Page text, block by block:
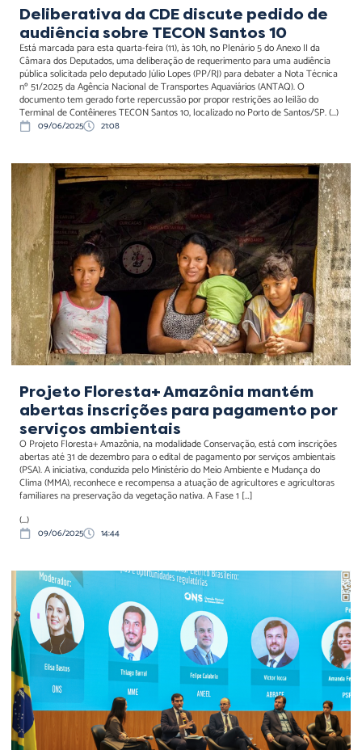
Deliberativa da CDE discute pedido de
audiência sobre TECON Santos 10
Está marcada para esta quarta-feira (11), às 10h, no Plenário 5 do Anexo II da
Câmara dos Deputados, uma deliberação de requerimento para uma audiência
pública solicitada pelo deputado Júlio Lopes (PP/RJ) para debater a Nota Técnica
nº 51/2025 da Agência Nacional de Transportes Aquaviários (ANTAQ). O
documento tem gerado forte repercussão por propor restrições ao leilão do
Terminal de Contêineres TECON Santos 10, localizado no Porto de Santos/SP. (...)
09/06/2025 21:08
Projeto Floresta+
Amazônia mantém abertas
inscrições para pagamento
por serviços ambientais
Projeto Floresta+ Amazônia mantém
abertas inscrições para pagamento por
serviços ambientais
O Projeto Floresta+ Amazônia, na modalidade Conservação, está com inscrições
abertas até 31 de dezembro para o edital de pagamento por serviços ambientais
(PSA). A iniciativa, conduzida pelo Ministério do Meio Ambiente e Mudança do
Clima (MMA), reconhece e recompensa a atuação de agricultores e agricultoras
familiares na preservação da vegetação nativa. A Fase 1 […]
(...)
09/06/2025 14:44
MME destaca medidas
para atrair data centers e
plantas de hidrogênio
verde ao Brasil